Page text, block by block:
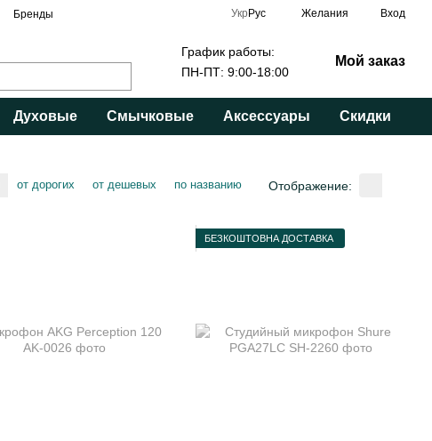
Бренды
Укр Рус Желания Вход
График работы:
ПН-ПТ: 9:00-18:00
Мой заказ
Духовые Смычковые Аксессуары Скидки
от дорогих от дешевых по названию Отображение:
БЕЗКОШТОВНА ДОСТАВКА